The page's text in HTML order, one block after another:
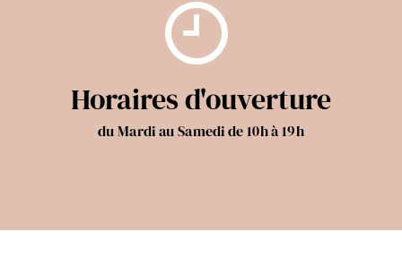
Horaires d'ouverture
du Mardi au Samedi de 10h à 19h